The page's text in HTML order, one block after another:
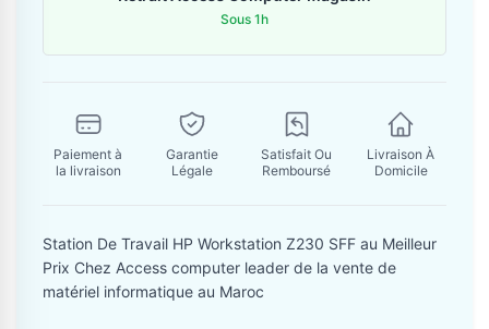
Sous 1h
Paiement à
la livraison
Garantie
Légale
Satisfait Ou
Remboursé
Livraison À
Domicile
Station De Travail HP Workstation Z230 SFF au Meilleur
Prix Chez Access computer leader de la vente de
matériel informatique au Maroc